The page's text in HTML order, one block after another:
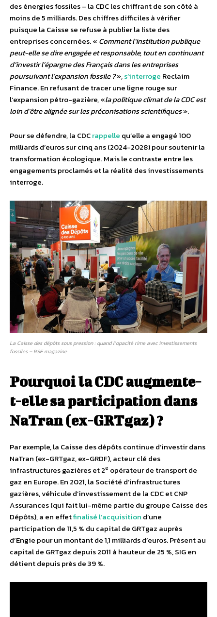
des énergies fossiles – la CDC les chiffrant de son côté à
moins de 5 milliards. Des chiffres difficiles à vérifier
puisque la Caisse se refuse à publier la liste des
entreprises concernées. « Comment l’institution publique
peut-elle se dire engagée et responsable, tout en continuant
d’investir l’épargne des Français dans les entreprises
poursuivant l’expansion fossile ?»,s’interroge Reclaim
Finance. En refusant de tracer une ligne rouge sur
l’expansion pétro-gazière, «la politique climat de la CDC est
loin d’être alignée sur les préconisations scientifiques».
Pour se défendre, la CDCrappelle qu’elle a engagé 100
milliards d’euros sur cinq ans (2024-2028) pour soutenir la
transformation écologique. Mais le contraste entre les
engagements proclamés et la réalité des investissements
interroge.
La Caisse des dépôts sous pression : quand l’opacité rime avec investissements
fossiles – RSE magazine
Pourquoi la CDC augmente-
t-elle sa participation dans
NaTran (ex-GRTgaz) ?
Par exemple, la Caisse des dépôts continue d’investir dans
NaTran (ex-GRTgaz, ex-GRDF), acteur clé des
infrastructures gazières et 2e opérateur de transport de
gaz en Europe. En 2021, la Société d’infrastructures
gazières, véhicule d’investissement de la CDC et CNP
Assurances (qui fait lui-même partie du groupe Caisse des
Dépôts), a en effetfinalisé l’acquisition d’une
participation de 11,5 % du capital de GRTgaz auprès
d’Engie pour un montant de 1,1 milliards d’euros. Présent au
capital de GRTgaz depuis 2011 à hauteur de 25 %, SIG en
détient depuis près de 39 %.